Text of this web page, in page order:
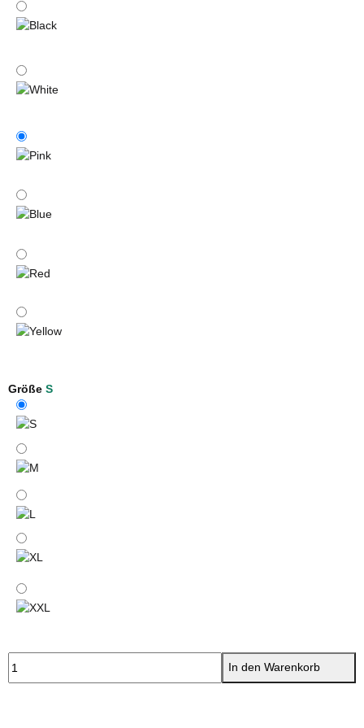
Black
White
Pink
Blue
Red
Größe S
S
M
L
XL
In den Warenkorb